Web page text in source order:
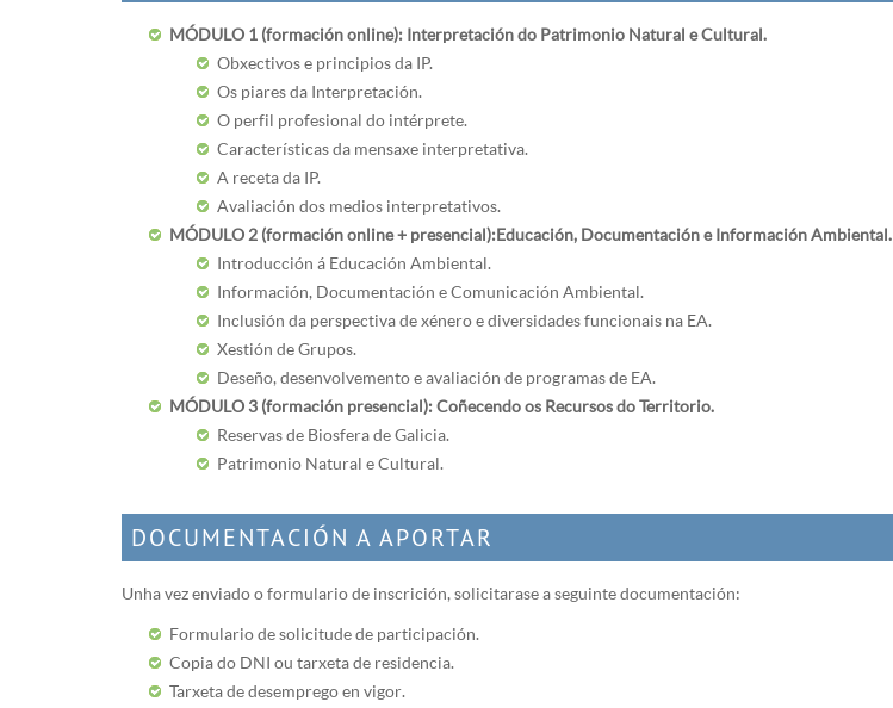
MÓDULO 1 (formación online): Interpretación do Patrimonio Natural e Cultural.
Obxectivos e principios da IP.
Os piares da Interpretación.
O perfil profesional do intérprete.
Características da mensaxe interpretativa.
A receta da IP.
Avaliación dos medios interpretativos.
MÓDULO 2 (formación online + presencial): Educación, Documentación e Información Ambiental.
Introducción á Educación Ambiental.
Información, Documentación e Comunicación Ambiental.
Inclusión da perspectiva de xénero e diversidades funcionais na EA.
Xestión de Grupos.
Deseño, desenvolvemento e avaliación de programas de EA.
MÓDULO 3 (formación presencial): Coñecendo os Recursos do Territorio.
Reservas de Biosfera de Galicia.
Patrimonio Natural e Cultural.
DOCUMENTACIÓN A APORTAR
Unha vez enviado o formulario de inscrición, solicitarase a seguinte documentación:
Formulario de solicitude de participación.
Copia do DNI ou tarxeta de residencia.
Tarxeta de desemprego en vigor.